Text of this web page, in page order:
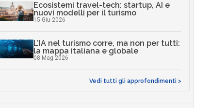
Ecosistemi travel-tech: startup, AI e
nuovi modelli per il turismo
15 Giu 2026
L’IA nel turismo corre, ma non per tutti:
la mappa italiana e globale
08 Mag 2026
Vedi tutti gli approfondimenti >